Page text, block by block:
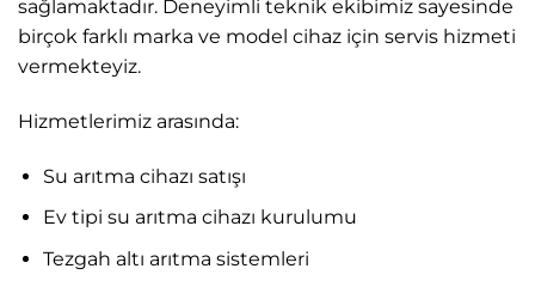
sağlamaktadır. Deneyimli teknik ekibimiz sayesinde
birçok farklı marka ve model cihaz için servis hizmeti
vermekteyiz.
Hizmetlerimiz arasında:
Su arıtma cihazı satışı
Ev tipi su arıtma cihazı kurulumu
Tezgah altı arıtma sistemleri